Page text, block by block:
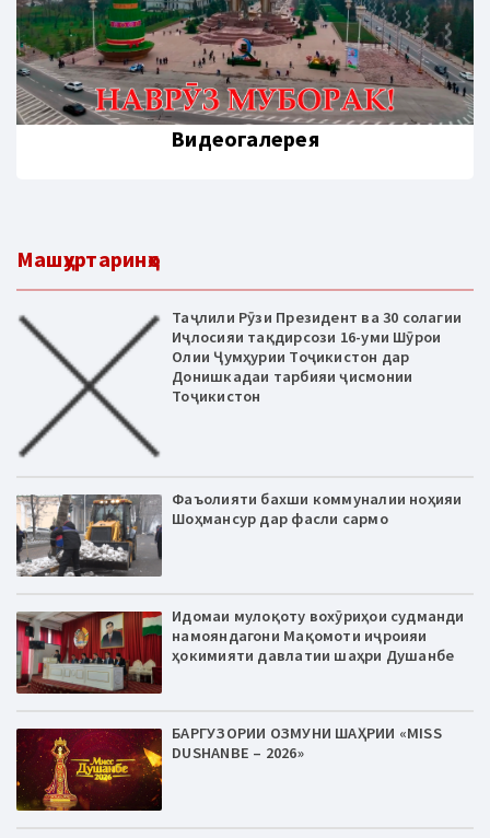
Видеогалерея
Машҳуртаринҳо
Таҷлили Рӯзи Президент ва 30 солагии
Иҷлосияи тақдирсози 16-уми Шӯрои
Олии Ҷумҳурии Тоҷикистон дар
Донишкадаи тарбияи ҷисмонии
Тоҷикистон
Фаъолияти бахши коммуналии ноҳияи
Шоҳмансур дар фасли сармо
Идомаи мулоқоту вохӯриҳои судманди
намояндагони Мақомоти иҷроияи
ҳокимияти давлатии шаҳри Душанбе
БАРГУЗОРИИ ОЗМУНИ ШАҲРИИ «MISS
DUSHANBE – 2026»